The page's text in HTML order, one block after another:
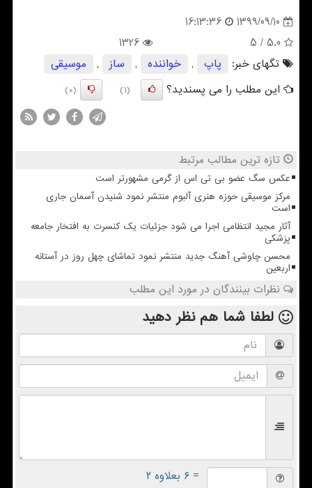
1399/09/10
16:13:36
5.0
/ 5
1326
تگهای خبر:
پاپ , خواننده , ساز ,
موسیقی
این مطلب را می پسندید؟
(1)
(0)
تازه ترین مطالب مرتبط
عکس سگ عضو بی تی اس از گرمی مشهورتر است
مرکز موسیقی حوزه هنری آلبوم منتشر نمود شنیدن آسمان جاری
است
آثار مجید انتظامی اجرا می شود جزئیات یک کنسرت به افتخار جامعه
پزشکی
محسن چاوشی آهنگ جدید منتشر نمود تماشای چهل روز در آستانه
اربعین
نظرات بینندگان در مورد این مطلب
لطفا شما همنظر دهید
= ۶ بعلاوه ۲